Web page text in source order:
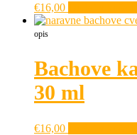
€16,00
opis
Bachove
30 ml
€16,00